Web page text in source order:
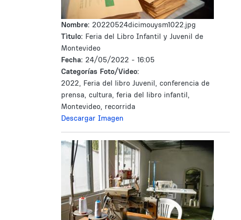
Nombre: 20220524dicimouysm1022.jpg
Tìtulo: Feria del Libro Infantil y Juvenil de
Montevideo
Fecha: 24/05/2022 - 16:05
Categorías Foto/Video:
2022, Feria del libro Juvenil, conferencia de
prensa, cultura, feria del libro infantil,
Montevideo, recorrida
Descargar Imagen